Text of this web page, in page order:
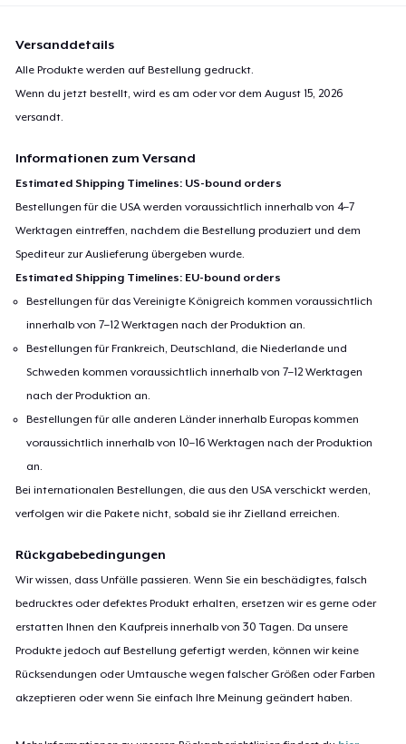
Versanddetails
Alle Produkte werden auf Bestellung gedruckt.
Wenn du jetzt bestellt, wird es am oder vor demAugust 15, 2026
versandt.
Informationen zum Versand
Estimated Shipping Timelines: US-bound orders
Bestellungen für die USA werden voraussichtlich innerhalb von 4–7
Werktagen eintreffen, nachdem die Bestellung produziert und dem
Spediteur zur Auslieferung übergeben wurde.
Estimated Shipping Timelines: EU-bound orders
Bestellungen für das Vereinigte Königreich kommen voraussichtlich
innerhalb von 7–12 Werktagen nach der Produktion an.
Bestellungen für Frankreich, Deutschland, die Niederlande und
Schweden kommen voraussichtlich innerhalb von 7–12 Werktagen
nach der Produktion an.
Bestellungen für alle anderen Länder innerhalb Europas kommen
voraussichtlich innerhalb von 10–16 Werktagen nach der Produktion
an.
Bei internationalen Bestellungen, die aus den USA verschickt werden,
verfolgen wir die Pakete nicht, sobald sie ihr Zielland erreichen.
Rückgabebedingungen
Wir wissen, dass Unfälle passieren. Wenn Sie ein beschädigtes, falsch
bedrucktes oder defektes Produkt erhalten, ersetzen wir es gerne oder
erstatten Ihnen den Kaufpreis innerhalb von 30 Tagen. Da unsere
Produkte jedoch auf Bestellung gefertigt werden, können wir keine
Rücksendungen oder Umtausche wegen falscher Größen oder Farben
akzeptieren oder wenn Sie einfach Ihre Meinung geändert haben.